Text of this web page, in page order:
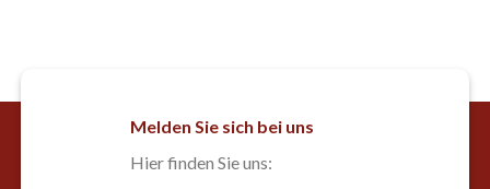
Melden Sie sich bei uns
Hier finden Sie uns: